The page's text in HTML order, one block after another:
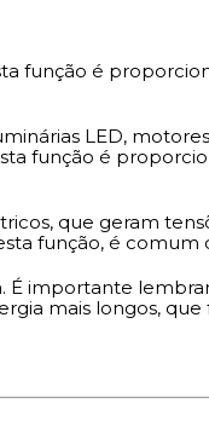
função é
LED,
função é
que geram
função, é comum
É importante
mais longos, que